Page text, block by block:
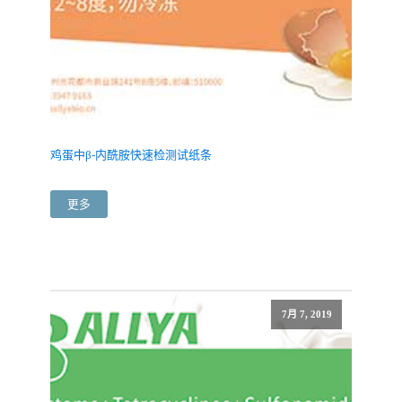
鸡蛋中β-内酰胺快速检测试纸条
更多
7月 7, 2019